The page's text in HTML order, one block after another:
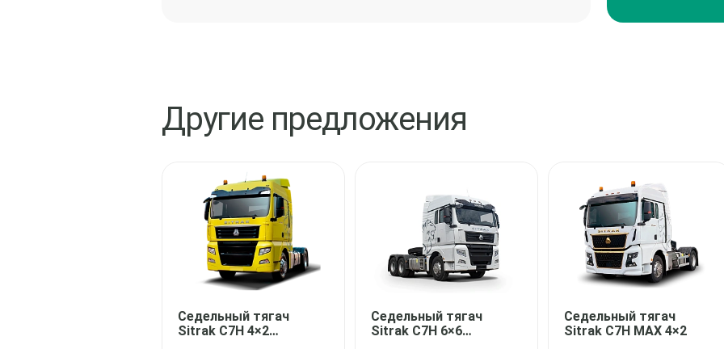
Другие предложения
Седельный тягач
Sitrak C7H 4×2
Седельный тягач
Sitrak C7H 6×6
Седельный тягач
Sitrak C7H MAX 4×2